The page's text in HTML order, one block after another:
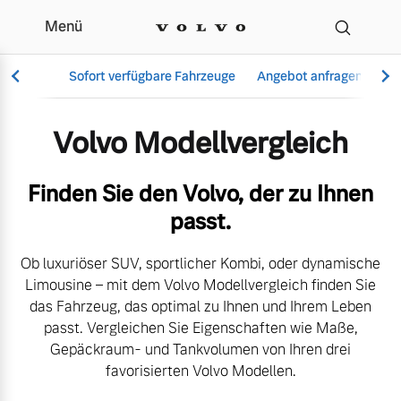
Der Volvo
Menü
Sofort verfügbare Fahrzeuge Angebot anfragen
Vollelektrisch
6 Modelle
Plug-in Hybrid
3 Modelle
Aktuelle Angebote
Über uns
Volvo Modellvergleich
Finden Sie den Volvo, der zu Ihnen
passt.
Ob luxuriöser SUV, sportlicher Kombi, oder dynamische
Limousine – mit dem Volvo Modellvergleich finden Sie
das Fahrzeug, das optimal zu Ihnen und Ihrem Leben
passt. Vergleichen Sie Eigenschaften wie Maße,
Gepäckraum- und Tankvolumen von Ihren drei
favorisierten Volvo Modellen.